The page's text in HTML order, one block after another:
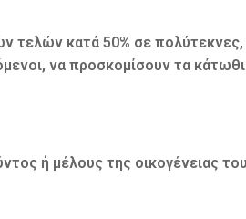
κατά 50% σε
να προσκομίσουν τα κάτωθι
ή μέλους της οικογένειας